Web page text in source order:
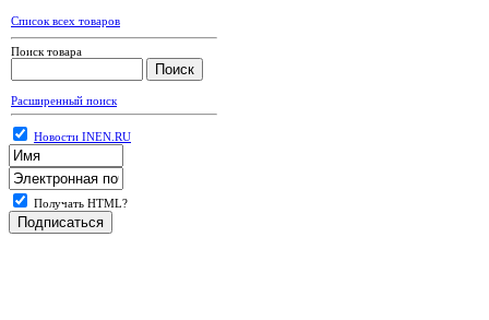
Список всех товаров
Поиск товара
Расширенный поиск
Новости INEN.RU
Получать HTML?